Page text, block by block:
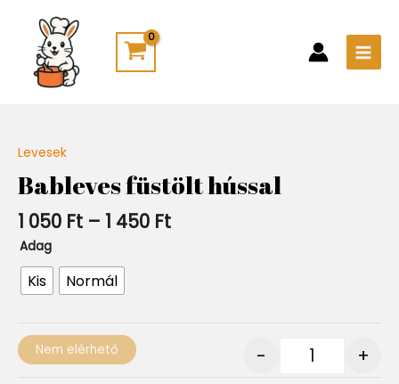
content
Levesek
Bableves füstölt hússal
1 050 Ft – 1 450 Ft
1
050 Ft
-
1
Adag
Kis Normál
- +
Nem elérhető